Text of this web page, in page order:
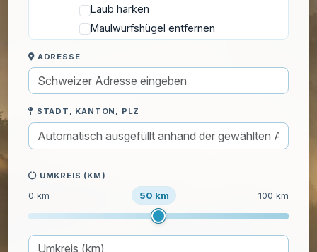
Laub harken
Maulwurfshügel entfernen
Pflanzen mulchen
Pflanzen überwintern
Sträucherschnitt
Streuen bei Glätte
Unkraut jäten
Wurzelstockentfernung
Rasenpflege
Haustiere
ADRESSE
STADT, KANTON, PLZ
UMKREIS (KM)
0 km 50 km 100 km